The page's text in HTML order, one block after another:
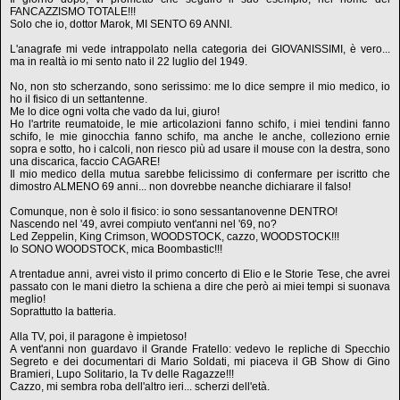
FANCAZZISMO TOTALE!!!
Solo che io, dottor Marok, MI SENTO 69 ANNI.
L'anagrafe mi vede intrappolato nella categoria dei GIOVANISSIMI, è vero...
ma in realtà io mi sento nato il 22 luglio del 1949.
No, non sto scherzando, sono serissimo: me lo dice sempre il mio medico, io
ho il fisico di un settantenne.
Me lo dice ogni volta che vado da lui, giuro!
Ho l'artrite reumatoide, le mie articolazioni fanno schifo, i miei tendini fanno
schifo, le mie ginocchia fanno schifo, ma anche le anche, colleziono ernie
sopra e sotto, ho i calcoli, non riesco più ad usare il mouse con la destra, sono
una discarica, faccio CAGARE!
Il mio medico della mutua sarebbe felicissimo di confermare per iscritto che
dimostro ALMENO 69 anni... non dovrebbe neanche dichiarare il falso!
Comunque, non è solo il fisico: io sono sessantanovenne DENTRO!
Nascendo nel '49, avrei compiuto vent'anni nel '69, no?
Led Zeppelin, King Crimson, WOODSTOCK, cazzo, WOODSTOCK!!!
Io SONO WOODSTOCK, mica Boombastic!!!
A trentadue anni, avrei visto il primo concerto di Elio e le Storie Tese, che avrei
passato con le mani dietro la schiena a dire che però ai miei tempi si suonava
meglio!
Soprattutto la batteria.
Alla TV, poi, il paragone è impietoso!
A vent'anni non guardavo il Grande Fratello: vedevo le repliche di Specchio
Segreto e dei documentari di Mario Soldati, mi piaceva il GB Show di Gino
Bramieri, Lupo Solitario, la Tv delle Ragazze!!!
Cazzo, mi sembra roba dell'altro ieri... scherzi dell'età.